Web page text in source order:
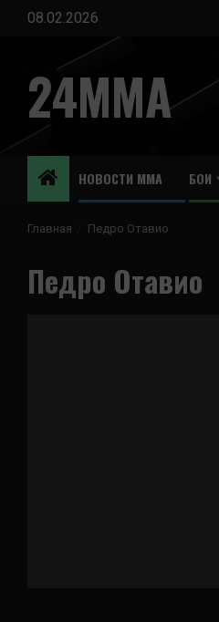
Перейти
содержимому
08.02.2026
24MMA
НОВОСТИ ММА БОИ
Главная Педро Отавио
Педро Отавио